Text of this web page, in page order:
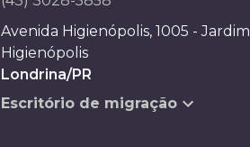
Avenida Higienópolis, 1005 - Jardim
Higienópolis
Londrina/PR
Escritório de migração